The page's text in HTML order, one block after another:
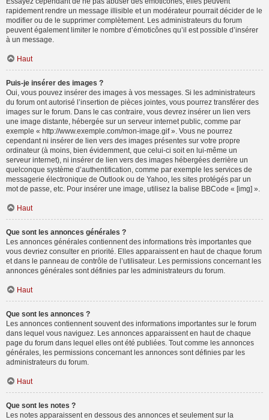
rapidement rendre un message illisible et un modérateur pourrait décider de le
modifier ou de le supprimer complètement. Les administrateurs du forum
peuvent également limiter le nombre d’émoticônes qu’il est possible d’insérer
à un message.
Haut
Puis-je insérer des images ?
Oui, vous pouvez insérer des images à vos messages. Si les administrateurs
du forum ont autorisé l’insertion de pièces jointes, vous pourrez transférer des
images sur le forum. Dans le cas contraire, vous devrez insérer un lien vers
une image distante, hébergée sur un serveur internet public, comme par
exemple « http://www.exemple.com/mon-image.gif ». Vous ne pourrez
cependant ni insérer de lien vers des images présentes sur votre propre
ordinateur (à moins, bien évidemment, que celui-ci soit en lui-même un
serveur internet), ni insérer de lien vers des images hébergées derrière un
quelconque système d’authentification, comme par exemple les services de
messagerie électronique de Outlook ou de Yahoo, les sites protégés par un
mot de passe, etc. Pour insérer une image, utilisez la balise BBCode « [img] ».
Haut
Que sont les annonces générales ?
Les annonces générales contiennent des informations très importantes que
vous devriez consulter en priorité. Elles apparaissent en haut de chaque forum
et dans le panneau de contrôle de l’utilisateur. Les permissions concernant les
annonces générales sont définies par les administrateurs du forum.
Haut
Que sont les annonces ?
Les annonces contiennent souvent des informations importantes sur le forum
dans lequel vous naviguez. Les annonces apparaissent en haut de chaque
page du forum dans lequel elles ont été publiées. Tout comme les annonces
générales, les permissions concernant les annonces sont définies par les
administrateurs du forum.
Haut
Que sont les notes ?
Les notes apparaissent en dessous des annonces et seulement sur la